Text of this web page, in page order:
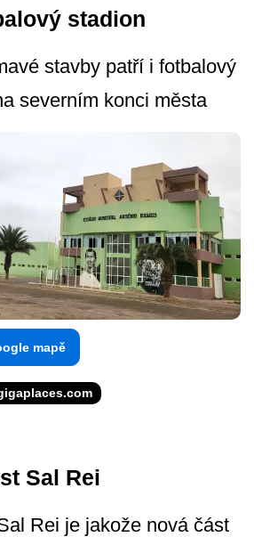
stadion
stavby patří i fotbalový
severním konci města
mapě
Sal Rei
Rei je jakože nová část